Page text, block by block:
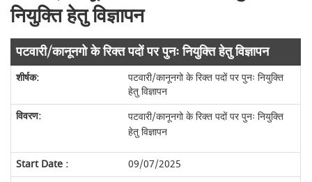
नियुक्ति हेतु विज्ञापन
पटवारी/कानूनगो के रिक्त पदों पर पुनः नियुक्ति हेतु विज्ञापन
पटवारी/कानूनगो के रिक्त पदों पर पुनः नियुक्ति
हेतु विज्ञापन
पटवारी/कानूनगो के रिक्त पदों पर पुनः नियुक्ति
हेतु विज्ञापन
09/07/2025